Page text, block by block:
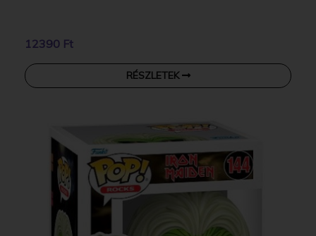
12390 Ft
RÉSZLETEK